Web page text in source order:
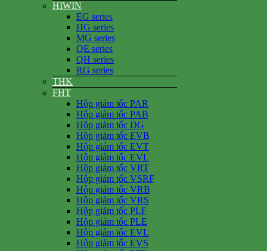
HIWIN
EG series
HG series
MG series
QE series
QH series
RG series
THK
FHT
Hộp giảm tốc PAR
Hộp giảm tốc PAB
Hộp giảm tốc DG
Hộp giảm tốc EVB
Hộp giảm tốc EVT
Hộp giảm tốc EVL
Hộp giảm tốc VRT
Hộp giảm tốc VSRF
Hộp giảm tốc VRB
Hộp giảm tốc VRS
Hộp giảm tốc PLF
Hộp giảm tốc PLE
Hộp giảm tốc EVL
Hộp giảm tốc EVS